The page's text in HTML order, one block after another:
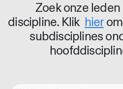
Zoek onze
discipline. Klik hierom
subdisciplines